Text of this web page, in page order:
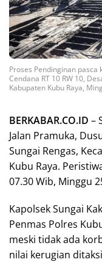
Proses Pendinginan pasca
Cendana RT 10 RW 10,
Kabupaten Kubu Raya,
BERKABAR.CO.ID –
Jalan Pramuka,
Sungai Rengas,
Kubu Raya.
07.30 Wib, Minggu
Kapolsek Sungai
Penmas Polres
meski tidak ada
nilai kerugian